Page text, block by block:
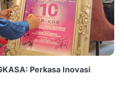
Perkasa Inovasi